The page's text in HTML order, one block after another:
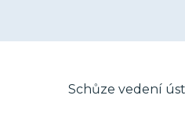
Schůze vedení